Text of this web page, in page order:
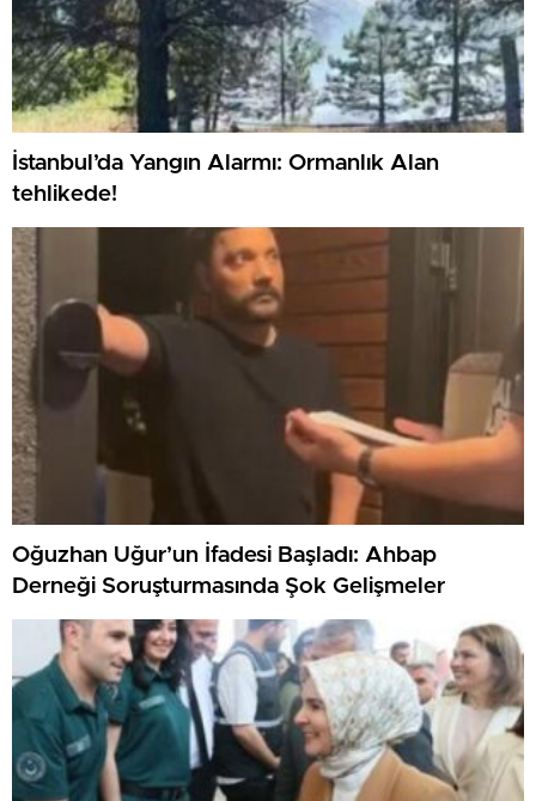
İstanbul’da Yangın Alarmı: Ormanlık Alan
tehlikede!
Oğuzhan Uğur’un İfadesi Başladı: Ahbap
Derneği Soruşturmasında Şok Gelişmeler